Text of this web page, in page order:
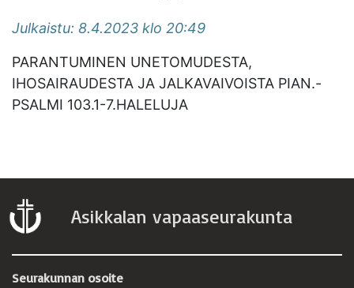
Julkaistu: 8.4.2023 klo 20:49
PARANTUMINEN UNETOMUDESTA,
IHOSAIRAUDESTA JA JALKAVAIVOISTA PIAN.-
PSALMI 103.1-7.HALELUJA
Asikkalan vapaaseurakunta
Seurakunnan osoite